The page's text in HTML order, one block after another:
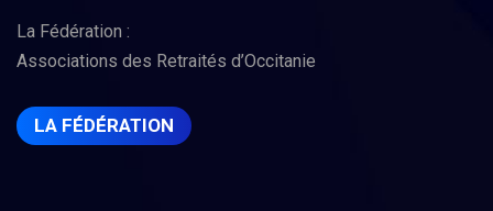
La Fédération :
Associations des Retraités d’Occitanie
LA FÉDÉRATION